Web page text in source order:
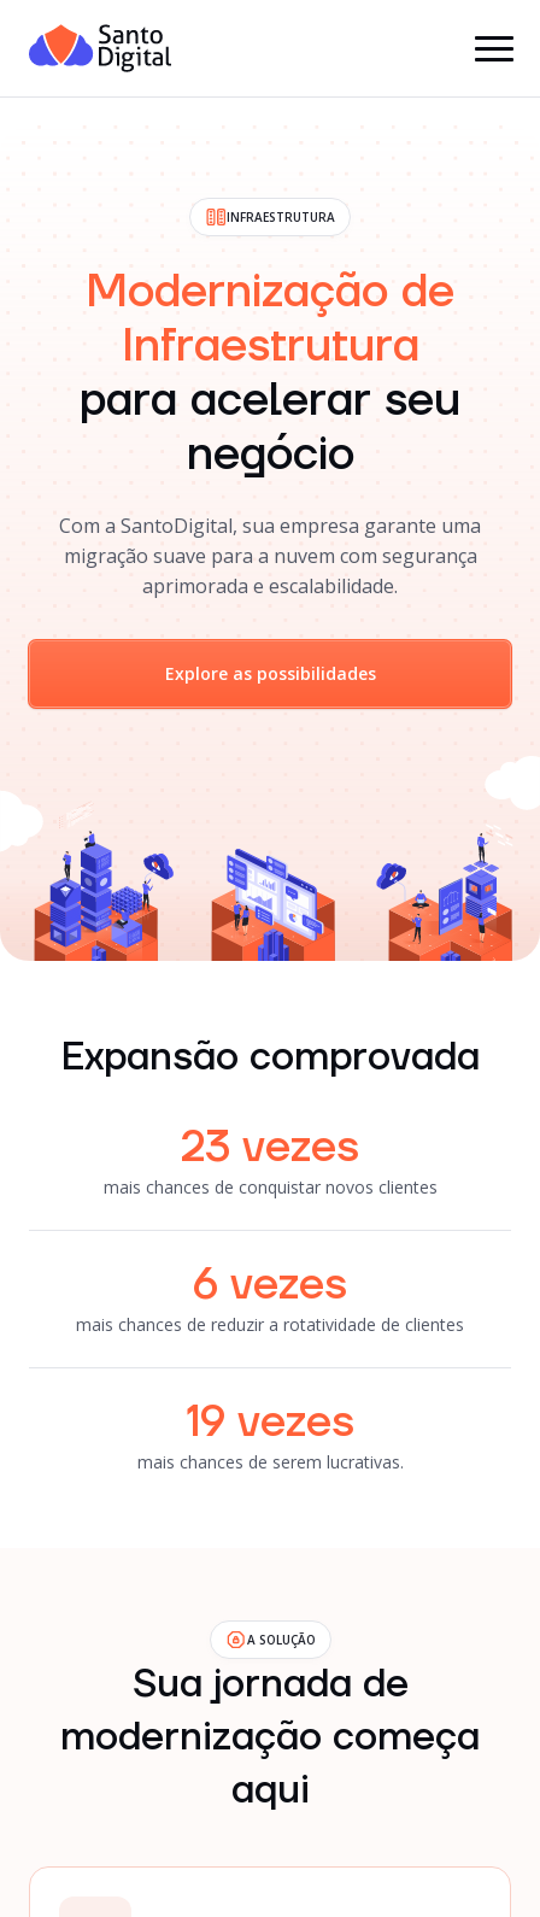
INFRAESTRUTURA
Modernização de
Infraestrutura
para acelerar seu
negócio
Com a SantoDigital, sua empresa garante uma
migração suave para a nuvem com segurança
aprimorada e escalabilidade.
Explore as possibilidades
Expansão comprovada
23 vezes
mais chances de conquistar novos clientes
6 vezes
mais chances de reduzir a rotatividade de clientes
19 vezes
mais chances de serem lucrativas.
A SOLUÇÃO
Sua jornada de
modernização começa
aqui